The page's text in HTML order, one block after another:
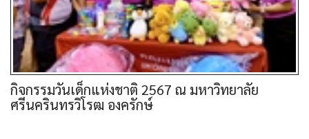
กิจกรรมวันเด็กแห่งชาติ 2567 ณ มหาวิทยาลัย
ศรีนครินทรวิโรฒ องครักษ์